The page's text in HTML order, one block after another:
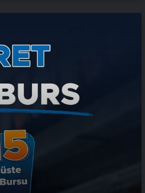
Duruşmasına Çevrildi
Robotik Üroloji Ankara
Yarası Tedavisi
Nasılnedir.com
Serjoy : Dijital Medya Ajansı, Google
Reklam Ajansı, SEO Ajansı ve Web
Tasarım Ajansı